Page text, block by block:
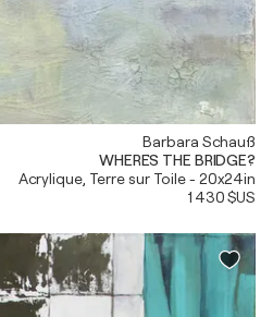
Barbara Schauß
WHERE`S THE BRIDGE?
Acrylique, Terre sur Toile - 20x24in
1 430 $US